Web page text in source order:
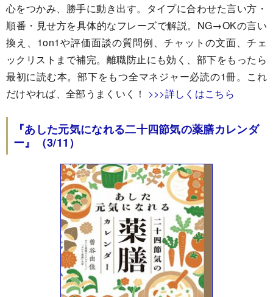
心をつかみ、勝手に動き出す。タイプに合わせた言い方・
順番・見せ方を具体的なフレーズで解説。NG→OKの言い
換え、1on1や評価面談の質問例、チャットの文面、チェ
ックリストまで補完。離職防止にも効く、部下をもったら
最初に読む本。部下をもつ全マネジャー必読の1冊。これ
だけやれば、全部うまくいく！ >>>詳しくはこちら
『あした元気になれる二十四節気の薬膳カレンダ
ー』（3/11）